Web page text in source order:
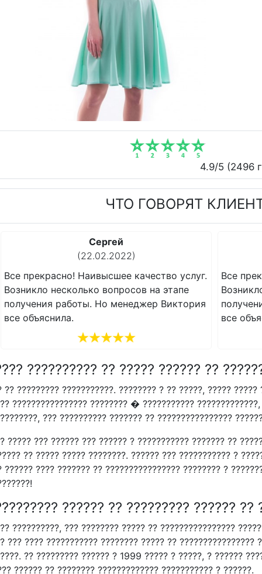
4.9/5 (2496
ЧТО ГОВОРЯТ
(13.02.2022)
Все прекрасно! Наивысшее качество услуг.
Возникло несколько вопросов на этапе
получения работы. Но менеджер Виктория
все объяснила.
?????????? ?? ????? ?????? ??
?? ????????? ???????????. ???????? ? ?? ?????, ?????
???????????????? ???????? � ???????????
??? ?????????? ??????? ?? ????????????????
????? ??? ?????? ??? ?????? ? ??????????? ??????? ??
?? ????? ????? ????????. ?????? ??? ??????????? ?
?????? ???? ??????? ?? ???????????????? ???????? ?
?????? ?? ????????? ?????? ??
??????????, ??? ???????? ????? ?? ????????????????
??? ???? ??????????? ???????? ????? ?? ????????????????
?? ????????? ?????? ? 1999 ????? ? ?????, ? ??????
?????? ?? ???????? ????????????? ??????????? ? ??????.